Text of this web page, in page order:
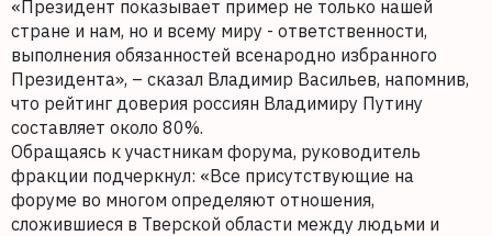
«Президент показывает пример не только нашей
стране и нам, но и всему миру - ответственности,
выполнения обязанностей всенародно избранного
Президента», – сказал Владимир Васильев, напомнив,
что рейтинг доверия россиян Владимиру Путину
составляет около 80%.
Обращаясь к участникам форума, руководитель
фракции подчеркнул: «Все присутствующие на
форуме во многом определяют отношения,
сложившиеся в Тверской области между людьми и